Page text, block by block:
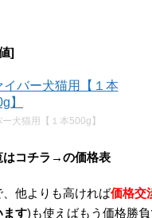
]
犬猫用【１本500g】
はコチラ→の価格表
、他よりも高ければ価格交
ます)も使えばもう価格勝